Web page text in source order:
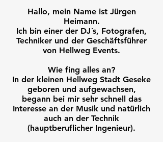
Hallo, mein Name ist Jürgen
Heimann.
Ich bin einer der DJ´s, Fotografen,
Techniker und der Geschäftsführer
von Hellweg Events.
Wie fing alles an?
In der kleinen Hellweg Stadt Geseke
geboren und aufgewachsen,
begann bei mir sehr schnell das
Interesse an der Musik und natürlich
auch an der Technik
(hauptberuflicher Ingenieur).